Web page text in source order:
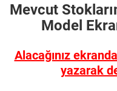
Mevcut
Model
Alacağınız
yazarak